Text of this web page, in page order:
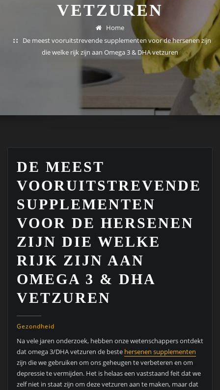
VETZUREN
Home
De meest vooruitstrevende supplementen voor de hersenen zijn
die welke rijk zijn aan Omega 3 & DHA vetzuren
DE MEEST
VOORUITSTREVENDE
SUPPLEMENTEN
VOOR DE HERSENEN
ZIJN DIE WELKE
RIJK ZIJN AAN
OMEGA 3 & DHA
VETZUREN
Gezondheid
Na vele jaren onderzoek, hebben onze wetenschappers ontdekt
dat omega 3/DHA vetzuren de beste hersenen supplementen
zijn die we gebruiken om ons geheugen te verbeteren en om
depressie te vermijden. Het is helaas een vaststaand feit dat we
zelf niet in staat zijn om deze vetzuren aan te maken, maar dat